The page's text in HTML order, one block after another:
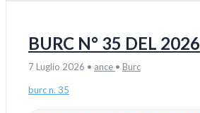
BURC N° 35 DEL 2026
7 Luglio 2026 • ance • Burc
burc n. 35